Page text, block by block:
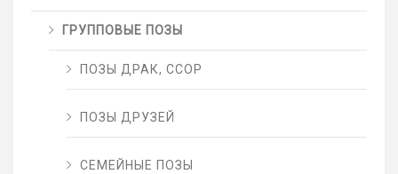
ГРУППОВЫЕ ПОЗЫ
ПОЗЫ ДРАК, ССОР
ПОЗЫ ДРУЗЕЙ
СЕМЕЙНЫЕ ПОЗЫ